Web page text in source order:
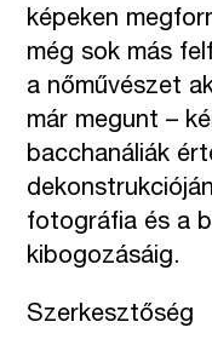
képeken
még sok más
a nőművészet
már megunt –
bacchanáliák
fotográfia és a
kibogozásáig.
Szerkesztőség